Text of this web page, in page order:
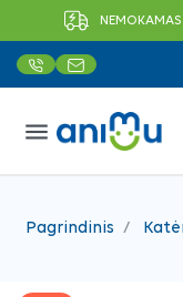
menu
Pagrindinis